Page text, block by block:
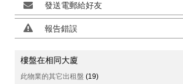
發送電郵給好友
報告錯誤
樓盤在相同大廈
此物業的其它出租盤 (19)